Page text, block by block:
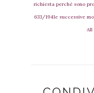
richiesta perchè sono
633/1941e successive
All